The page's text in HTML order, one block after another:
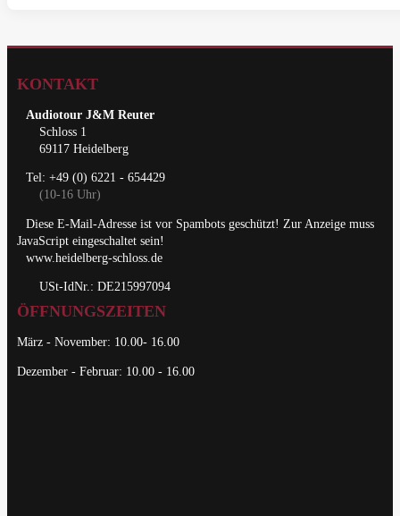
KONTAKT
Audiotour J&M Reuter
Schloss 1
69117 Heidelberg
Tel: +49 (0) 6221 - 654429
(10-16 Uhr)
Diese E-Mail-Adresse ist vor Spambots geschützt! Zur Anzeige muss
JavaScript eingeschaltet sein!
www.heidelberg-schloss.de
USt-IdNr.: DE215997094
ÖFFNUNGSZEITEN
März - November: 10.00- 16.00
Dezember - Februar: 10.00 - 16.00